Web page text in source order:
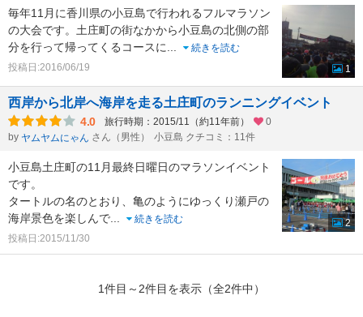
毎年11月に香川県の小豆島で行われるフルマラソン
の大会です。土庄町の街なかから小豆島の北側の部
分を行って帰ってくるコースに...
続きを読む
投稿日:2016/06/19
1
西岸から北岸へ海岸を走る土庄町のランニングイベント
4.0 旅行時期：2015/11（約11年前）
0
by ヤムヤムにゃん さん（男性） 小豆島 クチコミ：11件
小豆島土庄町の11月最終日曜日のマラソンイベント
です。
タートルの名のとおり、亀のようにゆっくり瀬戸の
海岸景色を楽しんで...
続きを読む
投稿日:2015/11/30
2
1件目～2件目を表示（全2件中）